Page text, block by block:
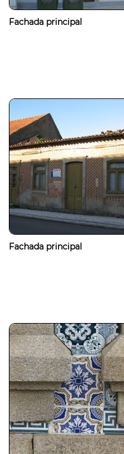
Fachada principal
Fachada principal